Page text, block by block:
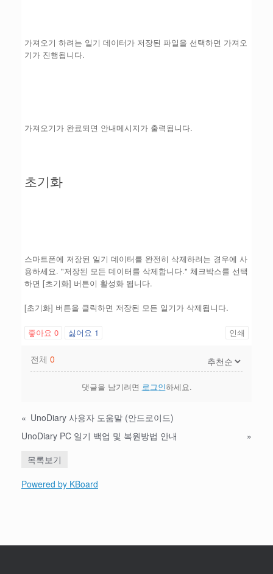
가져오기 하려는 일기 데이터가 저장된 파일을 선택하면 가져오
기가 진행됩니다.
가져오기가 완료되면 안내메시지가 출력됩니다.
초기화
스마트폰에 저장된 일기 데이터를 완전히 삭제하려는 경우에 사
용하세요. "저장된 모든 데이터를 삭제합니다." 체크박스를 선택
하면 [초기화] 버튼이 활성화 됩니다.
[초기화] 버튼을 클릭하면 저장된 모든 일기가 삭제됩니다.
좋아요 0 싫어요 1 인쇄
전체 0
댓글을 남기려면 로그인하세요.
« UnoDiary 사용자 도움말 (안드로이드)
UnoDiary PC 일기 백업 및 복원방법 안내
»
목록보기
Powered by KBoard